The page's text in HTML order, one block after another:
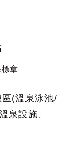
章
(溫泉泳池/
泉設施、